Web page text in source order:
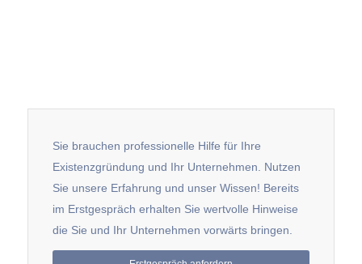
Sie brauchen professionelle Hilfe für Ihre
Existenzgründung und Ihr Unternehmen. Nutzen
Sie unsere Erfahrung und unser Wissen! Bereits
im Erstgespräch erhalten Sie wertvolle Hinweise
die Sie und Ihr Unternehmen vorwärts bringen.